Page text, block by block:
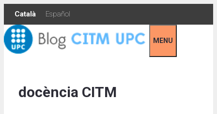
Skip
content
Català Español
MENU
docència CITM